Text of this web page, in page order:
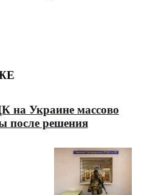
на Украине массово
после решения